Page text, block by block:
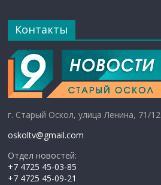
Контакты
г. Старый Оскол, улица Ленина, 71/12
oskoltv@gmail.com
Отдел новостей:
+7 4725 45-03-85
+7 4725 45-09-21